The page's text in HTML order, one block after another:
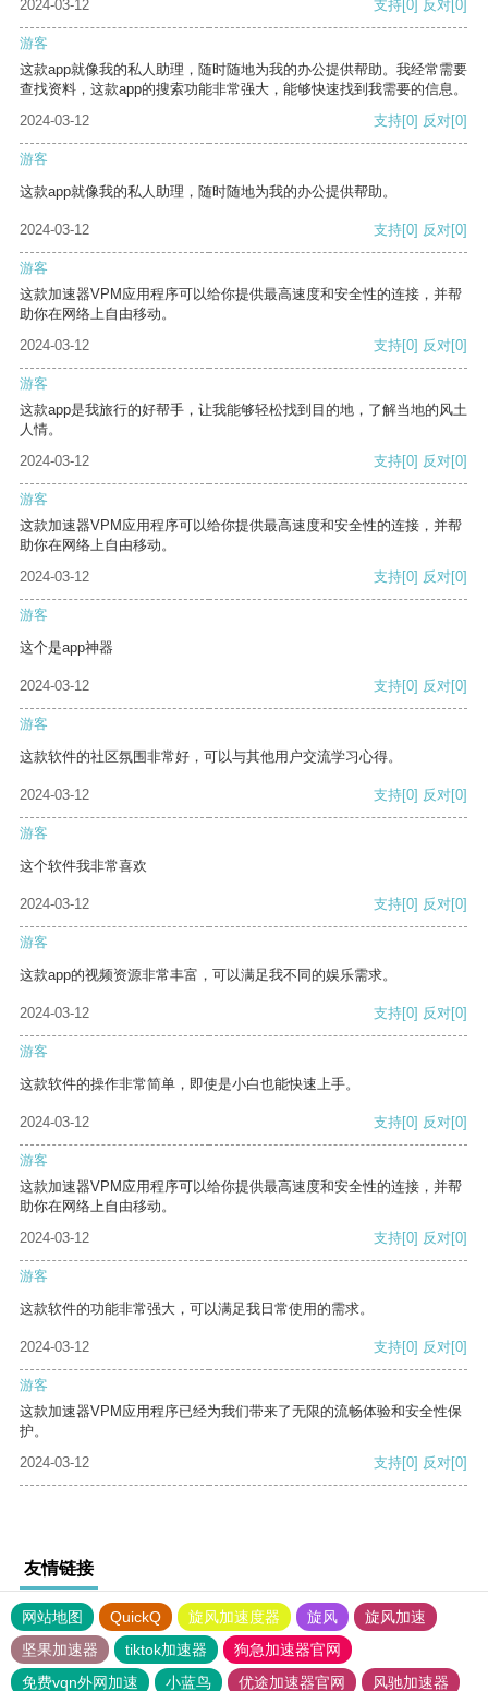
2024-03-12
支持[0] 反对[0]
游客
这款app就像我的私人助理，随时随地为我的办公提供帮助。我经常需要
查找资料，这款app的搜索功能非常强大，能够快速找到我需要的信息。
2024-03-12
支持[0] 反对[0]
游客
这款app就像我的私人助理，随时随地为我的办公提供帮助。
2024-03-12 支持[0] 反对[0]
游客
这款加速器VPM应用程序可以给你提供最高速度和安全性的连接，并帮
助你在网络上自由移动。
2024-03-12
支持[0] 反对[0]
游客
这款app是我旅行的好帮手，让我能够轻松找到目的地，了解当地的风土
人情。
2024-03-12
支持[0] 反对[0]
游客
这款加速器VPM应用程序可以给你提供最高速度和安全性的连接，并帮
助你在网络上自由移动。
2024-03-12
支持[0] 反对[0]
游客
这个是app神器
2024-03-12 支持[0] 反对[0]
游客
这款软件的社区氛围非常好，可以与其他用户交流学习心得。
2024-03-12 支持[0] 反对[0]
游客
这个软件我非常喜欢
2024-03-12 支持[0] 反对[0]
游客
这款app的视频资源非常丰富，可以满足我不同的娱乐需求。
2024-03-12 支持[0] 反对[0]
游客
这款软件的操作非常简单，即使是小白也能快速上手。
2024-03-12 支持[0] 反对[0]
游客
这款加速器VPM应用程序可以给你提供最高速度和安全性的连接，并帮
助你在网络上自由移动。
2024-03-12
支持[0] 反对[0]
游客
这款软件的功能非常强大，可以满足我日常使用的需求。
2024-03-12 支持[0] 反对[0]
游客
这款加速器VPM应用程序已经为我们带来了无限的流畅体验和安全性保
护。
2024-03-12
支持[0] 反对[0]
友情链接
网站地图 QuickQ 旋风加速度器 旋风
旋风加速
坚果加速器
tiktok加速器
狗急加速器官网
免费vqn外网加速
小蓝鸟 优途加速器官网 风驰加速器